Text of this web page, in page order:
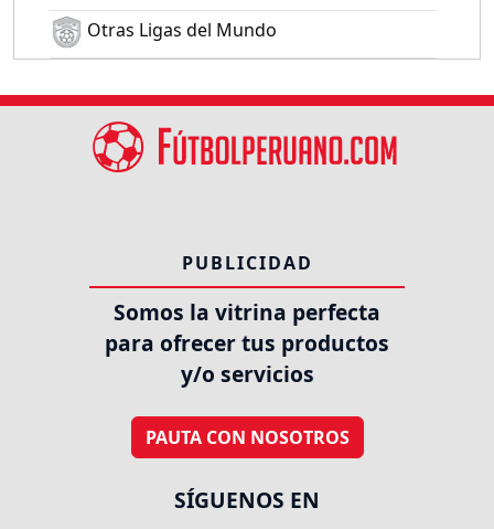
Otras Ligas del Mundo
PUBLICIDAD
Somos la vitrina perfecta
para ofrecer tus productos
y/o servicios
PAUTA CON NOSOTROS
SÍGUENOS EN